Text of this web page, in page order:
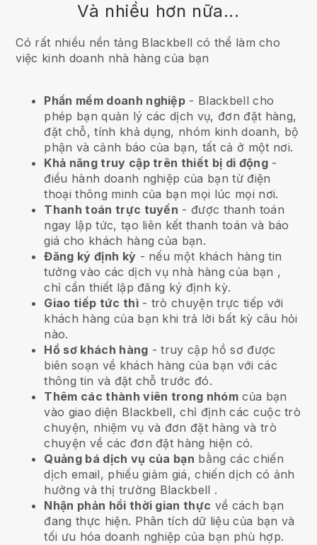
Và nhiều hơn nữa...
Có rất nhiều nền tảng Blackbell có thể làm cho
việc kinh doanh nhà hàng của bạn
Phần mềm doanh nghiệp - Blackbell cho
phép bạn quản lý các dịch vụ, đơn đặt hàng,
đặt chỗ, tính khả dụng, nhóm kinh doanh, bộ
phận và cảnh báo của bạn, tất cả ở một nơi.
Khả năng truy cập trên thiết bị di động-
điều hành doanh nghiệp của bạn từ điện
thoại thông minh của bạn mọi lúc mọi nơi.
Thanh toán trực tuyến - được thanh toán
ngay lập tức, tạo liên kết thanh toán và báo
giá cho khách hàng của bạn.
Đăng ký định kỳ - nếu một khách hàng tin
tưởng vào các dịch vụ nhà hàng của bạn ,
chỉ cần thiết lập đăng ký định kỳ.
Giao tiếp tức thì- trò chuyện trực tiếp với
khách hàng của bạn khi trả lời bất kỳ câu hỏi
nào.
Hồ sơ khách hàng - truy cập hồ sơ được
biên soạn về khách hàng của bạn với các
thông tin và đặt chỗ trước đó.
Thêm các thành viên trong nhóm của bạn
vào giao diện Blackbell, chỉ định các cuộc trò
chuyện, nhiệm vụ và đơn đặt hàng và trò
chuyện về các đơn đặt hàng hiện có.
Quảng bá dịch vụ của bạn bằng các chiến
dịch email, phiếu giảm giá, chiến dịch có ảnh
hưởng và thị trường Blackbell .
Nhận phản hồi thời gian thực về cách bạn
đang thực hiện. Phân tích dữ liệu của bạn và
tối ưu hóa doanh nghiệp của bạn phù hợp.